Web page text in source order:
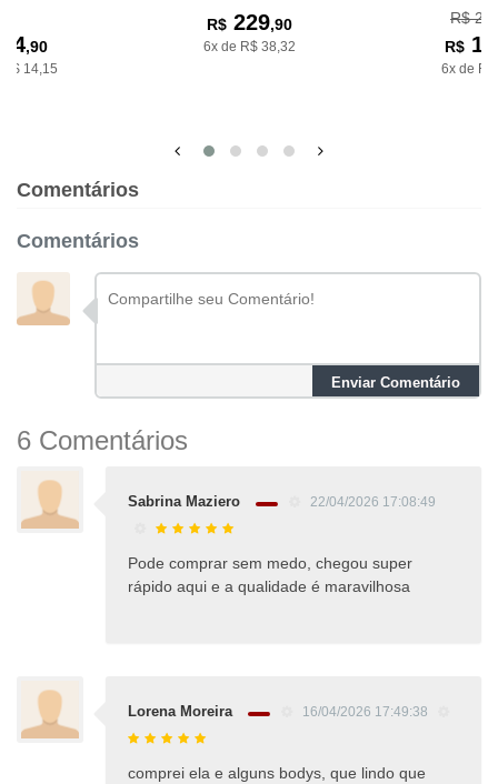
,90
14,15
R$229,90
6x de R$ 38,32
R$
R$
6x de
Comentários
Comentários
Enviar Comentário
6 Comentários
Sabrina Maziero 22/04/2026 17:08:49
Pode comprar sem medo, chegou super
rápido aqui e a qualidade é maravilhosa
Lorena Moreira 16/04/2026 17:49:38
comprei ela e alguns bodys, que lindo que